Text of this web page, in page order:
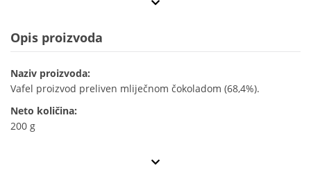
Opis proizvoda
Naziv proizvoda:
Vafel proizvod preliven mliječnom čokoladom (68,4%).
Neto količina:
200 g